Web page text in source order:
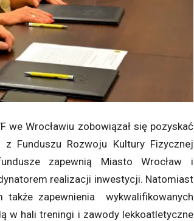
we Wrocławiu zobowiązał się pozyskać
Funduszu Rozwoju Kultury Fizycznej
zapewnią Miasto Wrocław i
realizacji inwestycji. Natomiast
zapewnienia wykwalifikowanych
w hali treningi i zawody lekkoatletyczne